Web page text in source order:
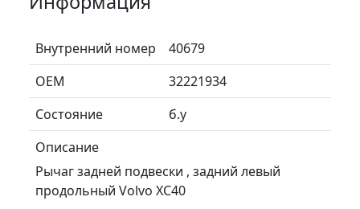
Внутренний номер
40679
ОЕМ
32221934
Состояние
б.у
Описание
Рычаг задней подвески , задний левый
продольный Volvo XC40